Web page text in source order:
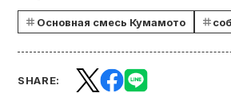
Основная смесь Кумамото
SHARE: